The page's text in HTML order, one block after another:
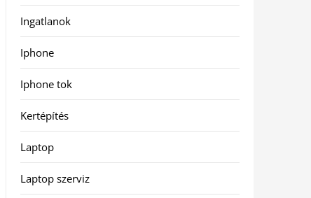
Ingatlanok
Iphone
Iphone tok
Kertépítés
Laptop
Laptop szerviz